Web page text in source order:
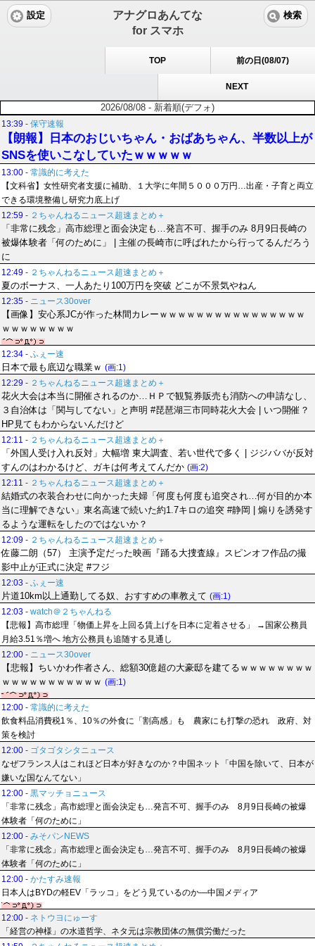
アナグロあんてな
for スマホ
設定 検索
TOP 前の日(08/07)
NEXT
2026/08/08 - 新着順(デフォ)
13:39 - 保守速報
【朗報】日本のおじいちゃん・おばあちゃん、半数以上が
SNSを使いこなしていたｗｗｗｗｗ
13:00 - 常識的に考えた
【文科省】女性研究者支援に補助、１大学に年間５０００万円…出産・子育と両立
できる環境整備し研究力底上げ
12:59 - ２ちゃんねるニュース超速まとめ＋
「非常に残念」高市総理と面会決定も…発言不可、握手のみ 8月9日長崎の
被爆体験者「何のために」 | 主催の長崎市に呼ばれたから行ってるんだろう
に
12:49 - ２ちゃんねるニュース超速まとめ＋
夏のボーナス、一人あたり100万円を突破 どこが不景気やねん
12:35 - ニュース30over
【画像】安心系JCが作った林間カレーｗｗｗｗｗｗｗｗｗｗｗｗｗｗｗｗ
ｗｗｗｗｗｗｗｗ
12:34 - ふぇー速
日本で最も底辺な職業ｗ (画:1)
12:29 - ２ちゃんねるニュース超速まとめ＋
花火大会は本当に開催されるのか…ＨＰで観覧券販売も消防への申請なし、
３自治体は「関与してない」と声明 #琵琶湖三市同時花火大会 | いつ開催？
HP見てもわからないんだけど
12:11 - ２ちゃんねるニュース超速まとめ＋
「外国人受け入れ反対」大幅増 東大調査、若い世代で多く | ジジババが反対
すんのはわかるけど、ガキは何考えてんだか (画:2)
12:11 - ２ちゃんねるニュース超速まとめ＋
結婚式の衣装合わせに向かった夫婦「何度も何度も追突され…何が目的か本
当に理解できない」東名高速で続いた約1.7キロの追突 #静岡 | 煽りを誘発す
るような運転をしたのではないか？
12:09 - ２ちゃんねるニュース超速まとめ＋
佐藤二朗（57） 主演予定だった映画『踊る大捜査線』スピンオフ作品の撮
影中止が正式に決定 #フジ
12:03 - ふぇー速
片道10km以上通勤してる奴、おすすめの車教えて (画:1)
12:03 - watch＠２ちゃんねる
【悲報】高市総理「物価上昇を上回る賃上げを日本に定着させる」 →国家公務員
月給3.51％増へ 地方公務員も追随する見通し
12:00 - ニュース30over
【悲報】ちいかわ作者さん、総額30億超の大豪邸を建てるｗｗｗｗｗｗｗｗ
ｗｗｗｗｗｗｗｗｗｗｗ (画:1)
12:00 - 常識的に考えた
飲食料品消費税1％、10％の外食に「割高感」も 農家にも打撃の恐れ 政府、対
策を検討
12:00 - ゴタゴタシタニュース
なぜフランス人はこれほど日本が好きなのか？中国ネット「中国を除いて、日本が
嫌いな国なんてない」
12:00 - 黒マッチョニュース
「非常に残念」高市総理と面会決定も…発言不可、握手のみ 8月9日長崎の被爆
体験者「何のために」
12:00 - みそパンNEWS
「非常に残念」高市総理と面会決定も…発言不可、握手のみ 8月9日長崎の被爆
体験者「何のために」
12:00 - かたすみ速報
日本人はBYDの軽EV「ラッコ」をどう見ているのか―中国メディア
12:00 - ネトウヨにゅーす
「経営の神様」の水道哲学、ネタ元は宗教団体の無償労働だった